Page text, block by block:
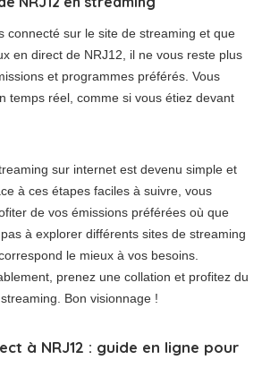
connecté sur le site de streaming et que
en direct de NRJ12, il ne vous reste plus
et programmes préférés. Vous
temps réel, comme si vous étiez devant
sur internet est devenu simple et
à ces étapes faciles à suivre, vous
de vos émissions préférées où que
à explorer différents sites de streaming
le mieux à vos besoins.
prenez une collation et profitez du
Bon visionnage !
à NRJ12 : guide en ligne pour